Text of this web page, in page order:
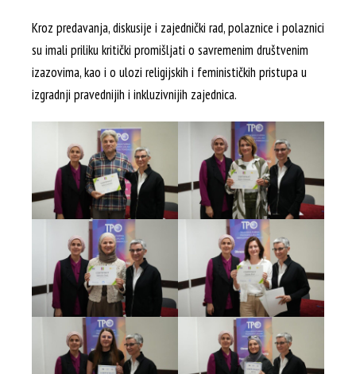
Kroz predavanja, diskusije i zajednički rad, polaznice i polaznici
su imali priliku kritički promišljati o savremenim društvenim
izazovima, kao i o ulozi religijskih i feminističkih pristupa u
izgradnji pravednijih i inkluzivnijih zajednica.